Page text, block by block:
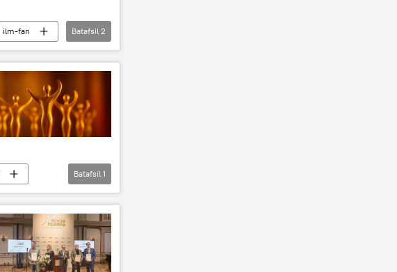
ilm-fan
Batafsil 2
Batafsil 1